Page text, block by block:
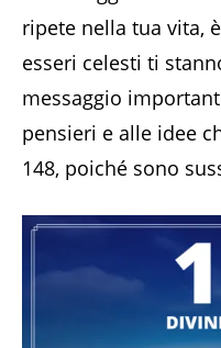
ripete nella tua vita,
esseri celesti ti
messaggio
pensieri e alle idee
148, poiché sono